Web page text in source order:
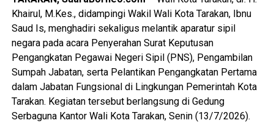
peran organisasi kepemudaan dan partisipasi generasi
muda dalam pembangunan daerah. Wali Kota juga
menekankan pentingnya implementasi yang konsisten,
terukur, dan berkelanjutan melalui sinergi antara
pemerintah, DPRD, organisasi kepemudaan, dunia
pendidikan, dunia usaha, dan seluruh pemangku
kepentingan guna mewujudkan pemuda Tarakan yang
berkarakter, mandiri, inovatif, dan berdaya saing.
Khairul, M.Kes., didampingi Wakil Wali Kota Tarakan, Ibnu
Saud Is, menghadiri sekaligus melantik aparatur sipil
negara pada acara Penyerahan Surat Keputusan
Pengangkatan Pegawai Negeri Sipil (PNS), Pengambilan
Sumpah Jabatan, serta Pelantikan Pengangkatan Pertama
dalam Jabatan Fungsional di Lingkungan Pemerintah Kota
Tarakan. Kegiatan tersebut berlangsung di Gedung
Serbaguna Kantor Wali Kota Tarakan, Senin (13/7/2026).